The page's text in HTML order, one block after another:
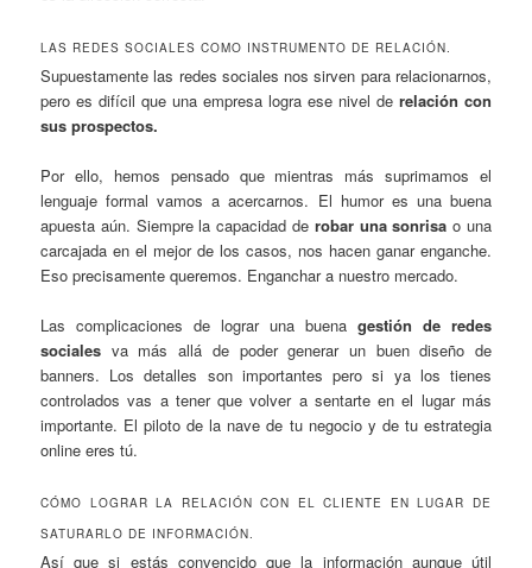
LAS REDES SOCIALES COMO INSTRUMENTO DE RELACIÓN.
Supuestamente las redes sociales nos sirven para relacionarnos,
pero es difícil que una empresa logra ese nivel de relación con
sus prospectos.
Por ello, hemos pensado que mientras más suprimamos el
lenguaje formal vamos a acercarnos. El humor es una buena
apuesta aún. Siempre la capacidad de robar una sonrisa o una
carcajada en el mejor de los casos, nos hacen ganar enganche.
Eso precisamente queremos. Enganchar a nuestro mercado.
Las complicaciones de lograr una buena gestión de redes
sociales va más allá de poder generar un buen diseño de
banners. Los detalles son importantes pero si ya los tienes
controlados vas a tener que volver a sentarte en el lugar más
importante. El piloto de la nave de tu negocio y de tu estrategia
online eres tú.
CÓMO LOGRAR LA RELACIÓN CON EL CLIENTE EN LUGAR DE
SATURARLO DE INFORMACIÓN.
Así que si estás convencido que la información aunque útil